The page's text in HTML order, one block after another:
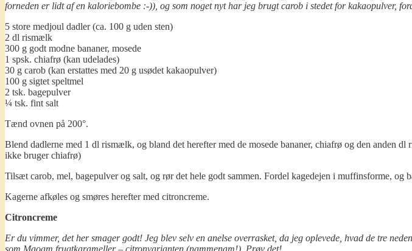
forneden er lidt af en kaloriebombe :-)), og som noget nyt har jeg brugt carob i stedet for kakaopulver,
5 store medjoul dadler (ca. 100 g uden sten)
2 dl rismælk
300 g godt modne bananer, mosede
1 spsk. chiafrø (kan udelades)
30 g carob (kan erstattes med 20 g usødet kakaopulver)
100 g sigtet speltmel
2 tsk. bagepulver
¼ tsk. fint salt
Tænd ovnen på 200°.
Blend dadlerne med 1 dl rismælk, og bland det herefter med de mosede bananer, chiafrø og den anden
ikke bruger chiafrø)
Tilsæt carob, mel, bagepulver og salt, og rør det hele godt sammen. Fordel kagedejen i muffinsforme, og
Kagerne afkøles og smøres herefter med citroncreme.
Citroncreme
Er du vimmer, det her smager godt! Jeg blev selv en anelse overrasket, da jeg oplevede, hvad de tre
som Maoam frugtkarameller – citronvarianten (nammenam!). Prøv det!